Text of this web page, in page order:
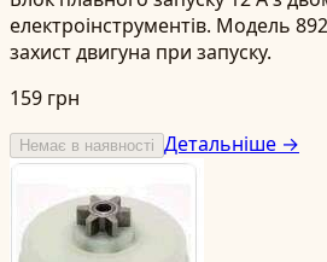
електроінструментів. Модель
захист двигуна при запуску.
159 грн
Немає в наявності Детальніше →